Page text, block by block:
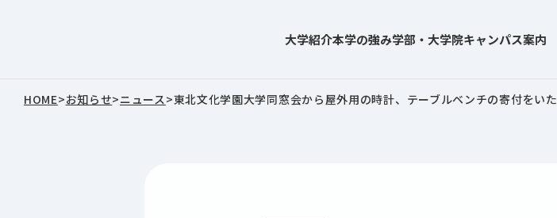
大学紹介本学の強み学部・大学院キャンパス案内
HOME>お知らせ>ニュース >東北文化学園大学同窓会から屋外用の時計、テーブルベンチの寄付をい